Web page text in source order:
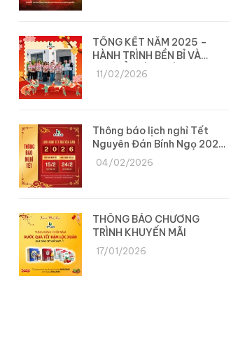
TỔNG KẾT NĂM 2025 –
HÀNH TRÌNH BỀN BỈ VÀ
CHUYỂN MÌNH CÙNG DYLAN
11/02/2026
Thông báo lịch nghỉ Tết
Nguyên Đán Bính Ngọ 2026
– Công ty Dylan
04/02/2026
THÔNG BÁO CHƯƠNG
TRÌNH KHUYẾN MÃI
17/01/2026